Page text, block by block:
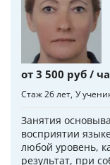
от 3 500 руб /
Стаж 26 лет У
Занятия
восприятии
любой уровень,
результат, при